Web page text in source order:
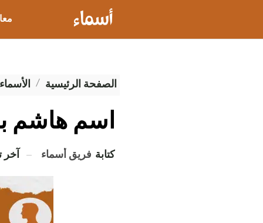
الصفحة الرئيسية
اسم هاشم
كتابة فريق أسماء آخر